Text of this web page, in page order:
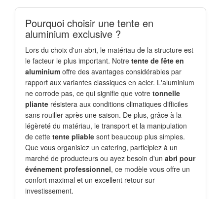
Pourquoi choisir une tente en
aluminium exclusive ?
Lors du choix d'un abri, le matériau de la structure est
le facteur le plus important. Notre tente de fête en
aluminium offre des avantages considérables par
rapport aux variantes classiques en acier. L'aluminium
ne corrode pas, ce qui signifie que votre tonnelle
pliante résistera aux conditions climatiques difficiles
sans rouiller après une saison. De plus, grâce à la
légèreté du matériau, le transport et la manipulation
de cette tente pliable sont beaucoup plus simples.
Que vous organisiez un catering, participiez à un
marché de producteurs ou ayez besoin d'un abri pour
événement professionnel, ce modèle vous offre un
confort maximal et un excellent retour sur
investissement.